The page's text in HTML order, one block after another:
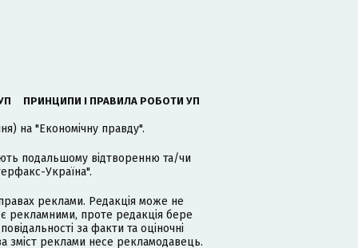
ПРИНЦИПИ І ПРАВИЛА РОБОТИ УП
на "Економічну правду".
подальшому відтворенню та/чи
Україна".
реклами. Редакція може не
рекламними, проте редакція бере
за факти та оціночні
зміст реклами несе рекламодавець.